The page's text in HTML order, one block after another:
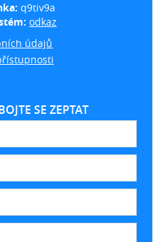
q9tiv9a
odkaz
údajů
SE ZEPTAT